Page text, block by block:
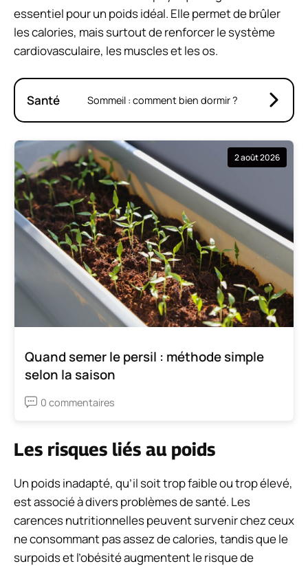
essentiel pour un poids idéal. Elle permet de brûler
les calories, mais surtout de renforcer le système
cardiovasculaire, les muscles et les os.
Santé Sommeil : comment bien dormir ?
2 août 2026
Quand semer le persil : méthode simple
selon la saison
0 commentaires
Les risques liés au poids
Un poids inadapté, qu’il soit trop faible ou trop élevé,
est associé à divers problèmes de santé. Les
carences nutritionnelles peuvent survenir chez ceux
ne consommant pas assez de calories, tandis que le
surpoids et l’obésité augmentent le risque de